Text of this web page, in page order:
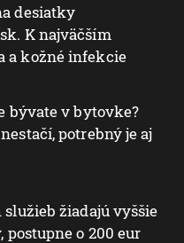
desiatky
K najväčším
a kožné infekcie
bývate v bytovke?
potrebný je aj
žiadajú vyššie
o 200 eur